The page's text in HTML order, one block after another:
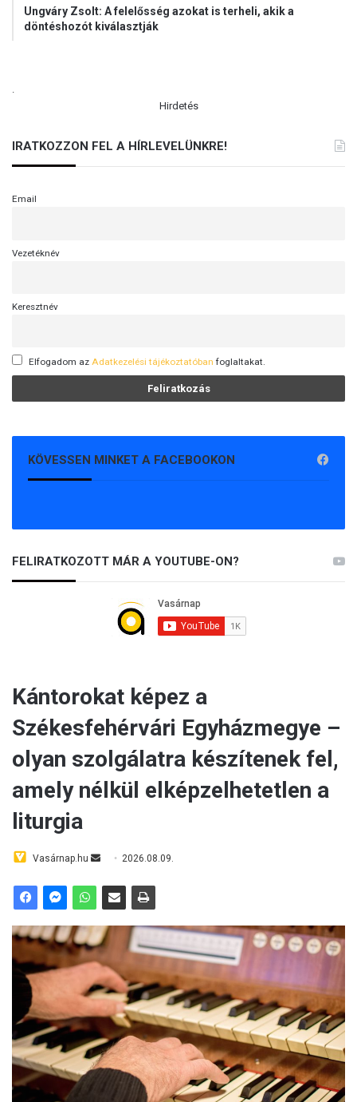
Ungváry Zsolt: A felelősség azokat is terheli, akik a
döntéshozót kiválasztják
.
Hirdetés
IRATKOZZON FEL A HÍRLEVELÜNKRE!
Email
Vezetéknév
Keresztnév
Elfogadom az Adatkezelési tájékoztatóban foglaltakat.
KÖVESSEN MINKET A FACEBOOKON
FELIRATKOZOTT MÁR A YOUTUBE-ON?